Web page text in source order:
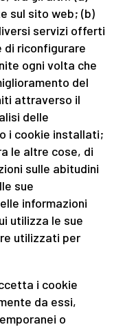
sul sito web; (b)
servizi offerti
di riconfigurare
ogni volta che
del
attraverso il
delle
i cookie installati;
le altre cose, di
sulle abitudini
sue
informazioni
utilizza le sue
utilizzati per
i cookie
da essi,
o